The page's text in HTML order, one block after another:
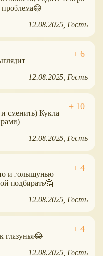
проблема😄
12.08.2025 Гость
12.08.2025 Гость
сменить) Кукла
12.08.2025 Гость
и голышунью
подбирать🤔
12.08.2025 Гость
глазунья😂
12.08.2025 Гость